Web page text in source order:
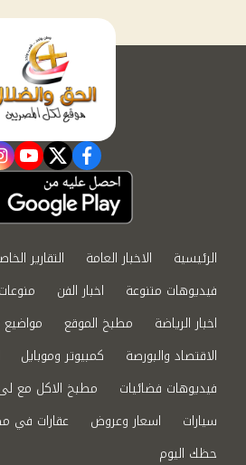
facebook
twitter
الرئيسية الاخبار العامة التقارير
فيديوهات متنوعة
اخبار الفن
اخبار الرياضة
مطبخ الموقع
الاقتصاد والبورصة
كمبيوتر وموبايل
فيديوهات فضائيات
مطبخ الاكل مع
سيارات
اسعار وعروض عقارات في
حظك اليوم